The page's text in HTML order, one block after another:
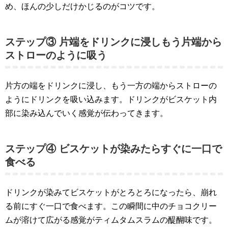
め、ほんの少しだけかじるのがコツです。
ステップ③ 片端をドリンクに浸しもう片端から
ストローのように吸う
片方の端をドリンクに浸し、もう一方の端からストローの
ようにドリンクを吸い込みます。ドリンクがビスケット内
部に染み込んでいく感覚が伝わってきます。
ステップ④ ビスケットが染みたらすぐに一口で
食べる
ドリンクが染みてビスケットがとろとろになったら、崩れ
る前にすぐ一口で食べます。この瞬間に中のチョコクリー
ムが溶けて広がる感覚がティムタムスラムの醍醐味です。